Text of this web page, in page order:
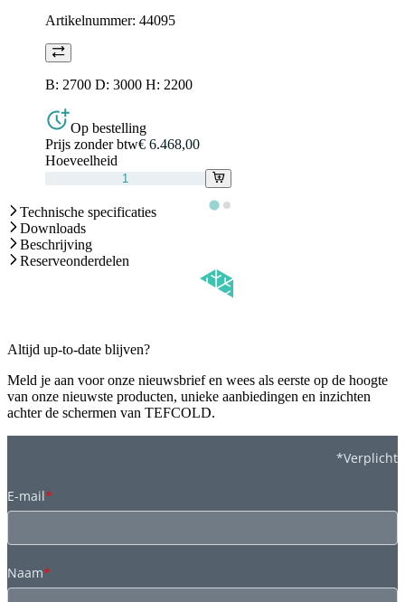
Artikelnummer: 44095
B: 2700 D: 3000 H: 2200
Op bestelling
Prijs zonder btw€ 6.468,00
Hoeveelheid
Technische specificaties
Downloads
Beschrijving
Reserveonderdelen
Altijd up-to-date blijven?
Meld je aan voor onze nieuwsbrief en wees als eerste op de hoogte
van onze nieuwste producten, unieke aanbiedingen en inzichten
achter de schermen van TEFCOLD.
*Verplicht
E-mail*
Naam*